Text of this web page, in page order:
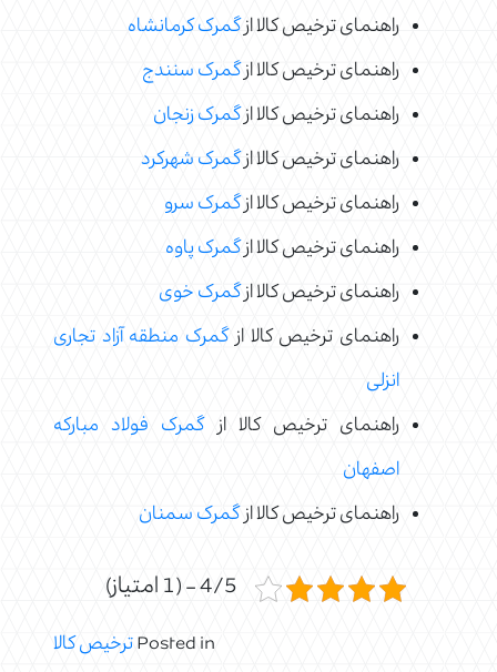
راهنمای ترخیص کالا ازگمرک کرمانشاه
راهنمای ترخیص کالا ازگمرک سنندج
راهنمای ترخیص کالا ازگمرک زنجان
راهنمای ترخیص کالا ازگمرک شهرکرد
راهنمای ترخیص کالا ازگمرک سرو
راهنمای ترخیص کالا ازگمرک پاوه
راهنمای ترخیص کالا ازگمرک خوی
راهنمای ترخیص کالا ازگمرک منطقه آزاد تجاری
انزلی
راهنمای ترخیص کالا ازگمرک فولاد مبارکه
اصفهان
راهنمای ترخیص کالا ازگمرک سمنان
4/5 - (1 امتیاز)
Posted inترخیص کالا